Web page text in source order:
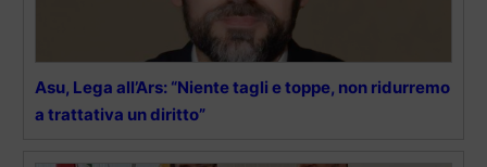
Asu, Lega all’Ars: “Niente tagli e toppe, non ridurremo
a trattativa un diritto”